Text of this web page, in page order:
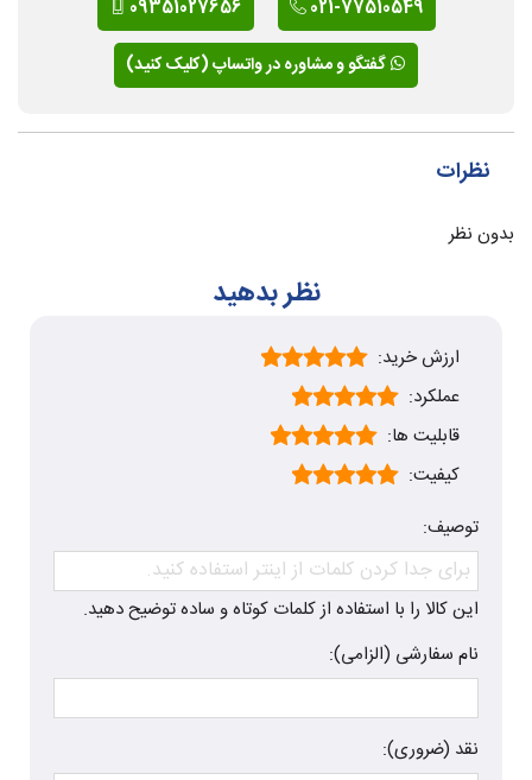
021-77510549
09351027656
گفتگو و مشاوره در واتساپ (کلیک کنید)
نظرات
بدون نظر
نظر بدهید
ارزش خرید:
عملکرد:
قابلیت ها:
کیفیت:
توصیف:
این کالا را با استفاده از کلمات کوتاه و ساده توضیح دهید.
نام سفارشی (الزامی):
نقد (ضروری):